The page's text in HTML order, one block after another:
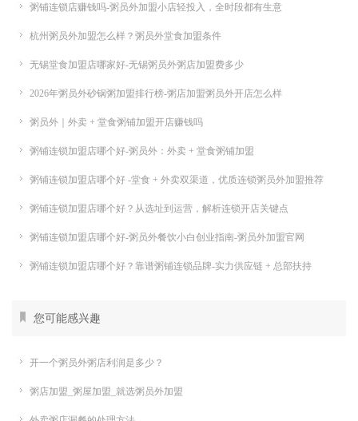
粥铺连锁店赚钱吗-粥员外加盟小店轻投入，全时段都有生意
杭州粥员外加盟怎么样？粥员外堂食加盟条件
无锡堂食加盟店哪家好-无锡粥员外粥店加盟费多少
2026年粥员外砂锅粥加盟排行榜-粥店加盟粥员外开店怎么样
粥员外｜外卖 + 堂食粥铺加盟开店赚钱吗
粥铺连锁加盟店哪个好-粥员外：外卖 + 堂食粥铺加盟
粥铺连锁加盟店哪个好 -堂食 + 外卖双渠道，优质连锁粥员外加盟推荐
粥铺连锁加盟店哪个好？从选址到运营，解析连锁开店关键点
粥铺连锁加盟店哪个好-粥员外餐饮小白创业指南-粥员外加盟官网
粥铺连锁加盟店哪个好？靠谱粥铺连锁品牌-实力供应链 + 总部扶持
您可能感兴趣
开一个粥员外粥店利润是多少？
粥店加盟_粥屋加盟_就选粥员外加盟